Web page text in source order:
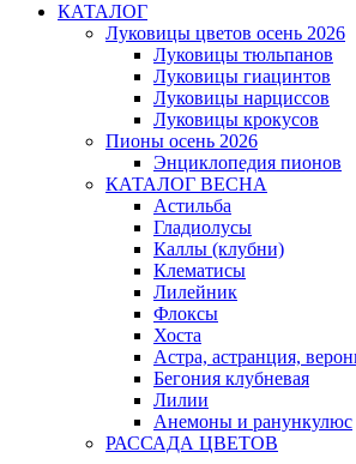
КАТАЛОГ
Луковицы цветов осень 2026
Луковицы тюльпанов
Луковицы гиацинтов
Луковицы нарциссов
Луковицы крокусов
Пионы осень 2026
Энциклопедия пионов
КАТАЛОГ ВЕСНА
Астильба
Гладиолусы
Каллы (клубни)
Клематисы
Лилейник
Флоксы
Хоста
Астра, астранция,
Бегония клубневая
Лилии
Анемоны и ранункулюс
РАССАДА ЦВЕТОВ